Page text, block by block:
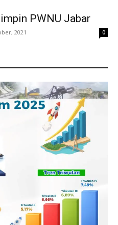
PWNU Jabar
2021 0